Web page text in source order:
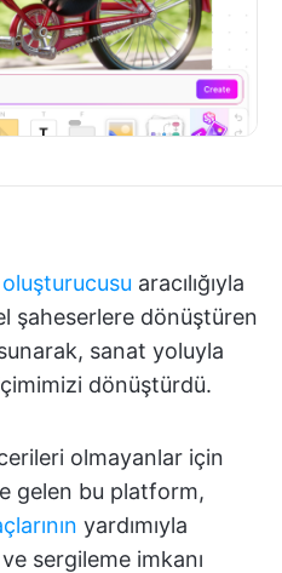
aracılığıyla
şaheserlere dönüştüren
sanat yoluyla
dönüştürdü.
olmayanlar için
gelen bu platform,
yardımıyla
sergileme imkanı